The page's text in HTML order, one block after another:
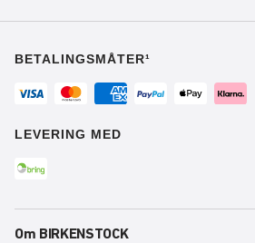
BETALINGSMÅTER¹
LEVERING MED
Om BIRKENSTOCK